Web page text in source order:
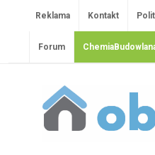
Reklama Kontakt
Forum